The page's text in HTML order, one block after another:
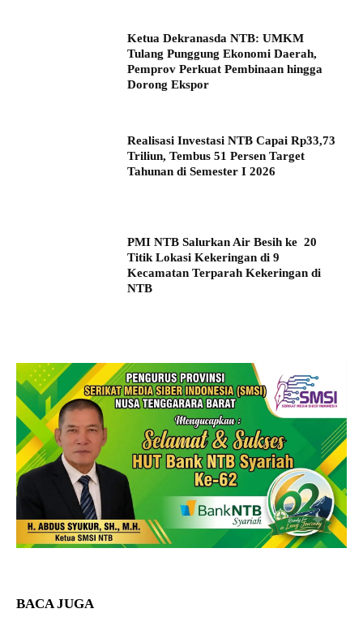
Ketua Dekranasda NTB: UMKM
Tulang Punggung Ekonomi Daerah,
Pemprov Perkuat Pembinaan hingga
Dorong Ekspor
Realisasi Investasi NTB Capai Rp33,73
Triliun, Tembus 51 Persen Target
Tahunan di Semester I 2026
PMI NTB Salurkan Air Besih ke 20
Titik Lokasi Kekeringan di 9
Kecamatan Terparah Kekeringan di
NTB
BACA JUGA